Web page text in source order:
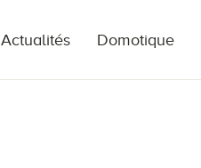
Actualités Domotique